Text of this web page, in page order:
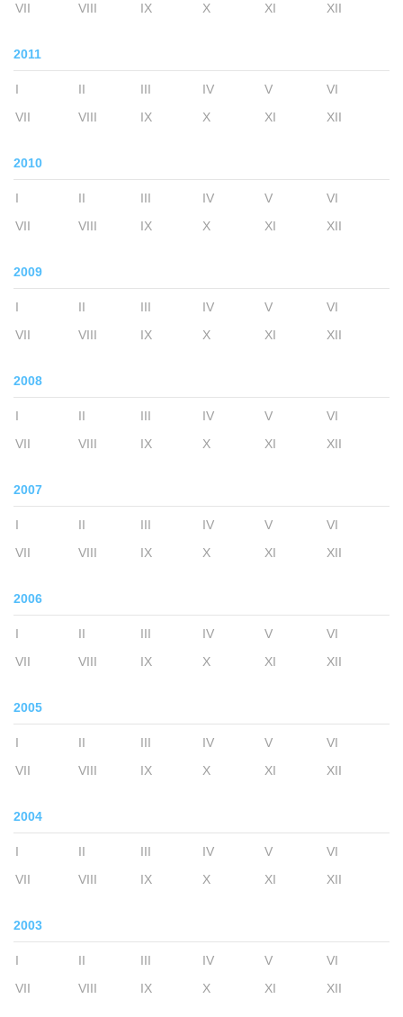
VII
VIII IX X XI XII
2011
I II III IV V
VI
VII
VIII IX X XI XII
2010
I II III IV V
VI
VII
VIII IX X XI XII
2009
I II III IV V
VI
VII
VIII IX X XI XII
2008
I II III IV V
VI
VII
VIII IX X XI XII
2007
I II III IV V
VI
VII
VIII IX X XI XII
2006
I II III IV V
VI
VII
VIII IX X XI XII
2005
I II III IV V
VI
VII
VIII IX X XI XII
2004
I II III IV V
VI
VII
VIII IX X XI XII
2003
I II III IV V
VI
VII
VIII IX X XI XII